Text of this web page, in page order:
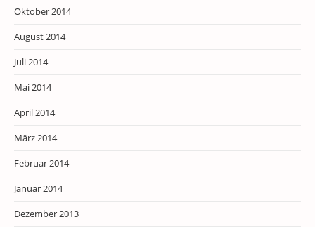
Oktober 2014
August 2014
Juli 2014
Mai 2014
April 2014
März 2014
Februar 2014
Januar 2014
Dezember 2013